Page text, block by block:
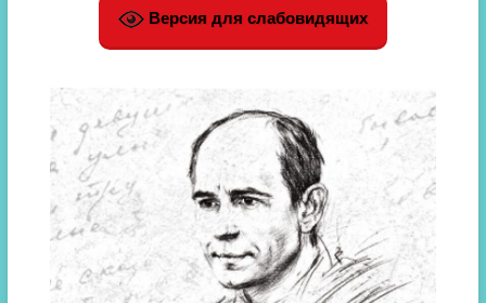
Версия для слабовидящих